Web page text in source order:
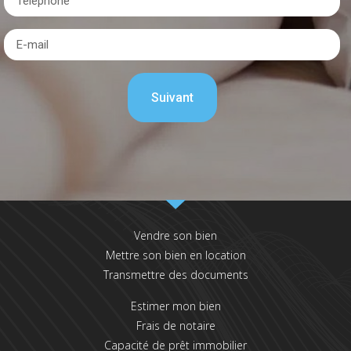
Vendre son bien
Mettre son bien en location
Transmettre des documents
Estimer mon bien
Frais de notaire
Capacité de prêt immobilier